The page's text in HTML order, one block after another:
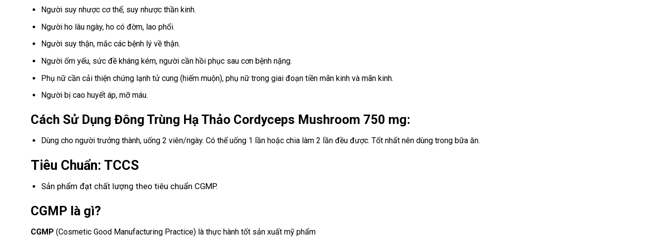
Người suy nhược cơ thể, suy nhược thần kinh.
Người ho lâu ngày, ho có đờm, lao phổi.
Người suy thận, mắc các bệnh lý về thận.
Người ốm yếu, sức đề kháng kém, người cần hồi phục sau cơn bệnh nặng.
Phụ nữ cần cải thiện chứng lạnh tử cung (hiếm muộn), phụ nữ trong giai đoạn tiền mãn kinh và mãn kinh.
Người bị cao huyết áp, mỡ máu.
Cách Sử Dụng Đông Trùng Hạ Thảo Cordyceps Mushroom 750 mg:
Dùng cho người trưởng thành, uống 2 viên/ngày. Có thể uống 1 lần hoặc chia làm 2 lần đều được. Tốt nhất nên dùng trong bữa ăn.
Tiêu Chuẩn: TCCS
Sản phẩm đạt chất lượng theo tiêu chuẩn CGMP.
CGMP là gì?
CGMP (Cosmetic Good Manufacturing Practice) là thực hành tốt sản xuất mỹ phẩm